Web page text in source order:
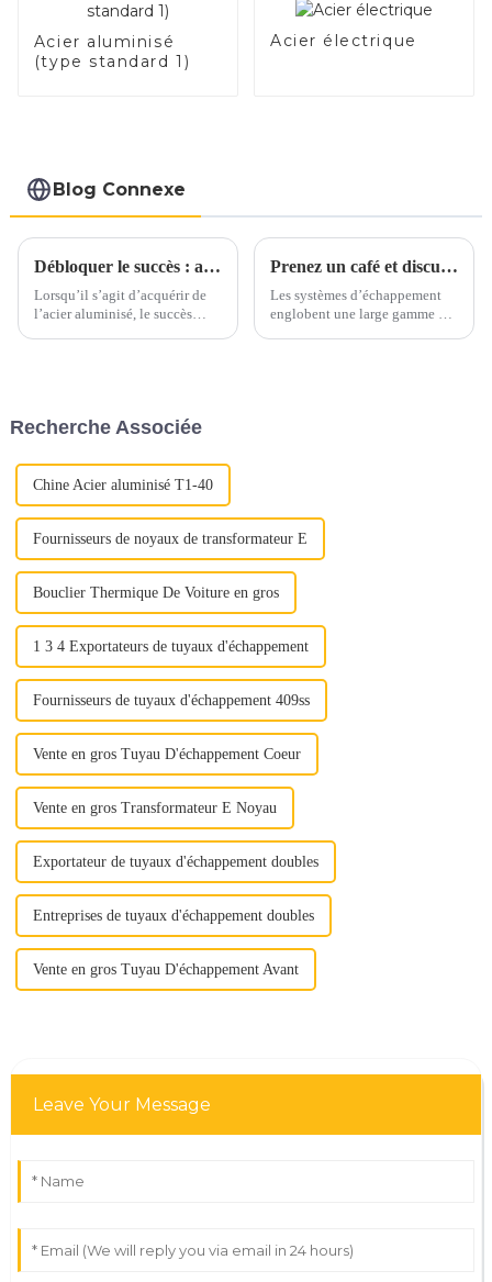
Acier aluminisé
(type standard 1)
Acier électrique
Blog Connexe
Débloquer le succès : aspects clés de l’achat d’acier aluminisé
Lorsqu’il s’agit d’acquérir de
l’acier aluminisé, le succès
chaque étape joue un rôle
Prenez un café et discutons des matériaux d'échappement autour d'une tasse
Les systèmes d’échappement
englobent une large gamme de
Recherche Associée
Chine Acier aluminisé T1-40
Fournisseurs de noyaux de transformateur E
Bouclier Thermique De Voiture en gros
1 3 4 Exportateurs de tuyaux d'échappement
Fournisseurs de tuyaux d'échappement 409ss
Vente en gros Tuyau D'échappement Coeur
Vente en gros Transformateur E Noyau
Exportateur de tuyaux d'échappement doubles
Entreprises de tuyaux d'échappement doubles
Vente en gros Tuyau D'échappement Avant
Leave Your Message